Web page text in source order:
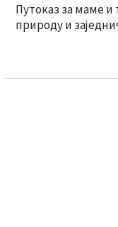
Путоказ за маме и
природу и